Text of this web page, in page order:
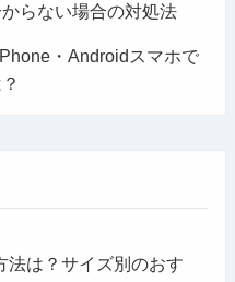
らない場合の対処法
・Androidスマホで
法は？サイズ別のおす